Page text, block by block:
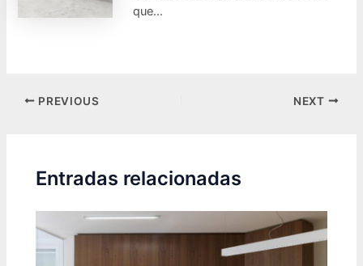
que…
Post
PREVIOUS NEXT
Entradas relacionadas